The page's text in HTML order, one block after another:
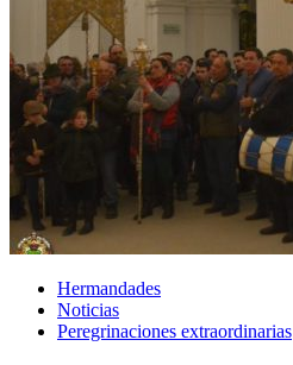
Hermandades
Noticias
Peregrinaciones extraordinarias